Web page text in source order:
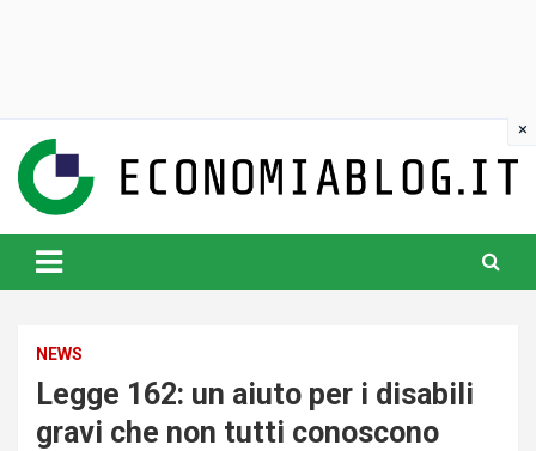
content
www.economiablog.it
NEWS
Legge 162: un aiuto per i disabili
gravi che non tutti conoscono